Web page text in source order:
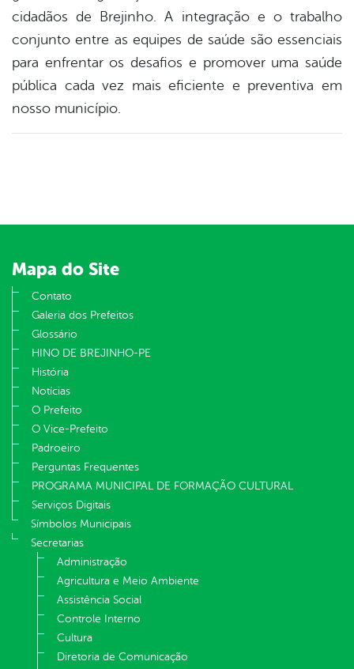
cidadãos de Brejinho. A integração e o trabalho
conjunto entre as equipes de saúde são essenciais
para enfrentar os desafios e promover uma saúde
pública cada vez mais eficiente e preventiva em
nosso município.
Mapa do Site
Contato
Galeria dos Prefeitos
Glossário
HINO DE BREJINHO-PE
História
Notícias
O Prefeito
O Vice-Prefeito
Padroeiro
Perguntas Frequentes
PROGRAMA MUNICIPAL DE FORMAÇÃO CULTURAL
Serviços Digitais
Símbolos Municipais
Secretarias
Administração
Agricultura e Meio Ambiente
Assistência Social
Controle Interno
Cultura
Diretoria de Comunicação